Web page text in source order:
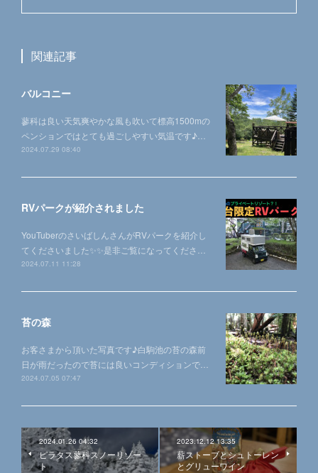
関連記事
バルコニー
蓼科は良い天気爽やかな風も吹いて標高1500mの
ペンションではとても過ごしやすい気温です♪…
2024.07.29 08:40
RVパークが紹介されました
YouTuberのさいばしんさんがRVパークを紹介し
てくださいました✨✨是非ご覧になってくださ…
2024.07.11 11:28
苔の森
お客さまから頂いた写真です♪白駒池の苔の森前
日が雨だったので苔には良いコンディションで…
2024.07.05 07:47
2024.01.26 04:32
ピラタス蓼科スノーリゾー
ト
2023.12.12 13:35
薪ストーブとシュトーレン
とグリューワイン